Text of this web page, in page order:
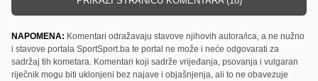
NAPOMENA: Komentari odražavaju stavove njihovih autora/ica, a ne nužno
i stavove portala SportSport.ba te portal ne može i neće odgovarati za
sadržaj tih kometara. Komentari koji sadrže vrijeđanja, psovanja i vulgaran
riječnik mogu biti uklonjeni bez najave i objašnjenja, ali to ne obavezuje